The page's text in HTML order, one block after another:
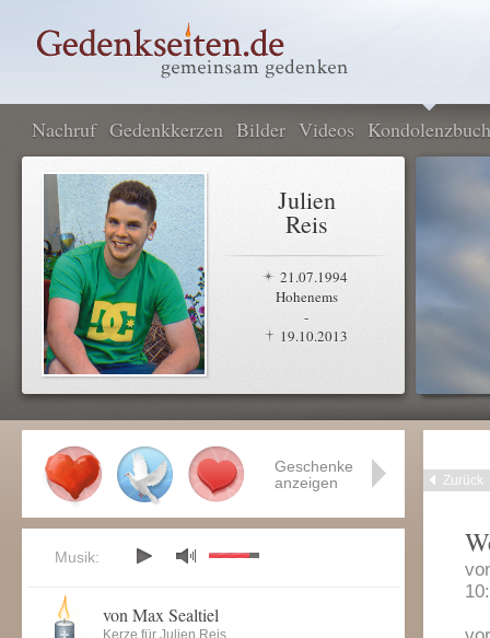
Nachruf Gedenkkerzen Bilder Videos Kondolenzbuch
Julien
Reis
21.07.1994
Hohenems
-
19.10.2013
Zurück
Geschenke
anzeigen
Musik:
von Max Sealtiel
Kerze für Julien Reis